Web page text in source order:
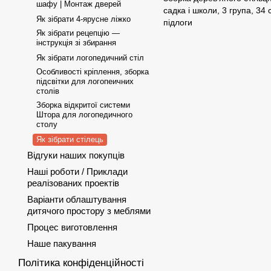
садка і школи, 3 група, 34
підлоги
шафу | Монтаж дверей
Як зібрати 4-ярусне ліжко
Як зібрати рецепцію —
інструкція зі збирання
Як зібрати логопедичний стіл
Особливості кріплення, зборка
підсвітки для логопеичних
столів
Зборка відкритої системи
Штора для логопедичного
столу
Як зібрати стілець
Відгуки наших покупців
Наші роботи / Приклади
реалізованих проектів
Варіанти облаштування
дитячого простору з меблями
Процес виготовлення
Наше пакування
Політика конфіденційності